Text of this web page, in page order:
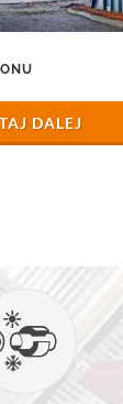
DALEJ